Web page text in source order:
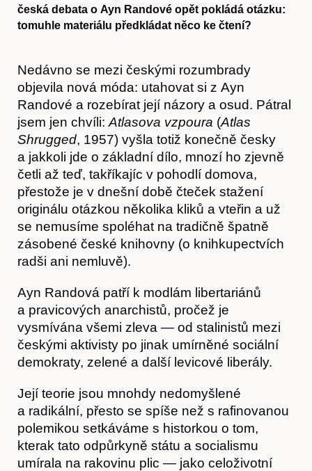
Články
česká debata o Ayn Randové opět pokládá otázku:
tomuhle materiálu předkládat něco ke čtení?
Nedávno se mezi českými rozumbrady
objevila nová móda: utahovat si z Ayn
Randové a rozebírat její názory a osud. Pátral
jsem jen chvíli: Atlasova vzpoura (Atlas
Shrugged, 1957) vyšla totiž konečně česky
a jakkoli jde o základní dílo, mnozí ho zjevně
četli až teď, takříkajíc v pohodlí domova,
přestože je v dnešní době čteček stažení
originálu otázkou několika kliků a vteřin a už
se nemusíme spoléhat na tradičně špatně
zásobené české knihovny (o knihkupectvích
radši ani nemluvě).
Ayn Randová patří k modlám libertariánů
a pravicových anarchistů, pročež je
vysmívána všemi zleva — od stalinistů mezi
českými aktivisty po jinak umírněné sociální
demokraty, zelené a další levicové liberály.
Její teorie jsou mnohdy nedomyšlené
a radikální, přesto se spíše než s rafinovanou
polemikou setkáváme s historkou o tom,
kterak tato odpůrkyně státu a socialismu
umírala na rakovinu plic — jako celoživotní